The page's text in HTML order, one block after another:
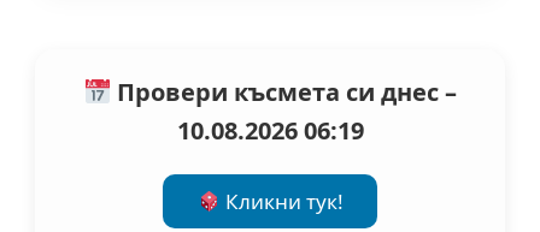
Провери късмета си днес –
10.08.2026 06:19
Кликни тук!